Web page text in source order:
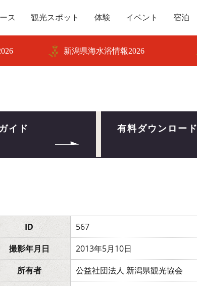
ス 観光スポット 体験 イベント 宿泊
新潟県海水浴情報2026
イド 有料ダウンロード
ID
567
撮影年月日
2013年5月10日
所有者
公益社団法人 新潟県観光協会